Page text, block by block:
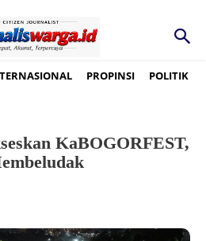
PROPINSI POLITIK
KaBOGORFEST,